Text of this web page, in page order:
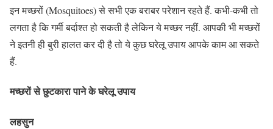
इन मच्छरों (Mosquitoes) से सभी एक बराबर परेशान रहते हैं. कभी-कभी तो
लगता है कि गर्मी बर्दाश्त हो सकती है लेकिन ये मच्छर नहीं. आपकी भी मच्छरों
ने इतनी ही बुरी हालत कर दी है तो ये कुछ घरेलू उपाय आपके काम आ सकते
हैं.
मच्छरों से छुटकारा पाने के घरेलू उपाय
लहसुन